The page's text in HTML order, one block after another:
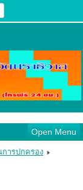
Open Menu
การปกครอง